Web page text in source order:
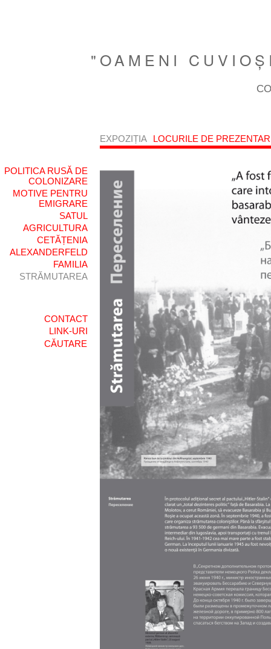
"OAMENI
EXPOZIȚIA LOCURILE DE
POLITICA RUSĂ DE
COLONIZARE
MOTIVE PENTRU
EMIGRARE
SATUL
AGRICULTURA
CETĂȚENIA
ALEXANDERFELD
FAMILIA
STRĂMUTAREA
CONTACT
LINK-URI